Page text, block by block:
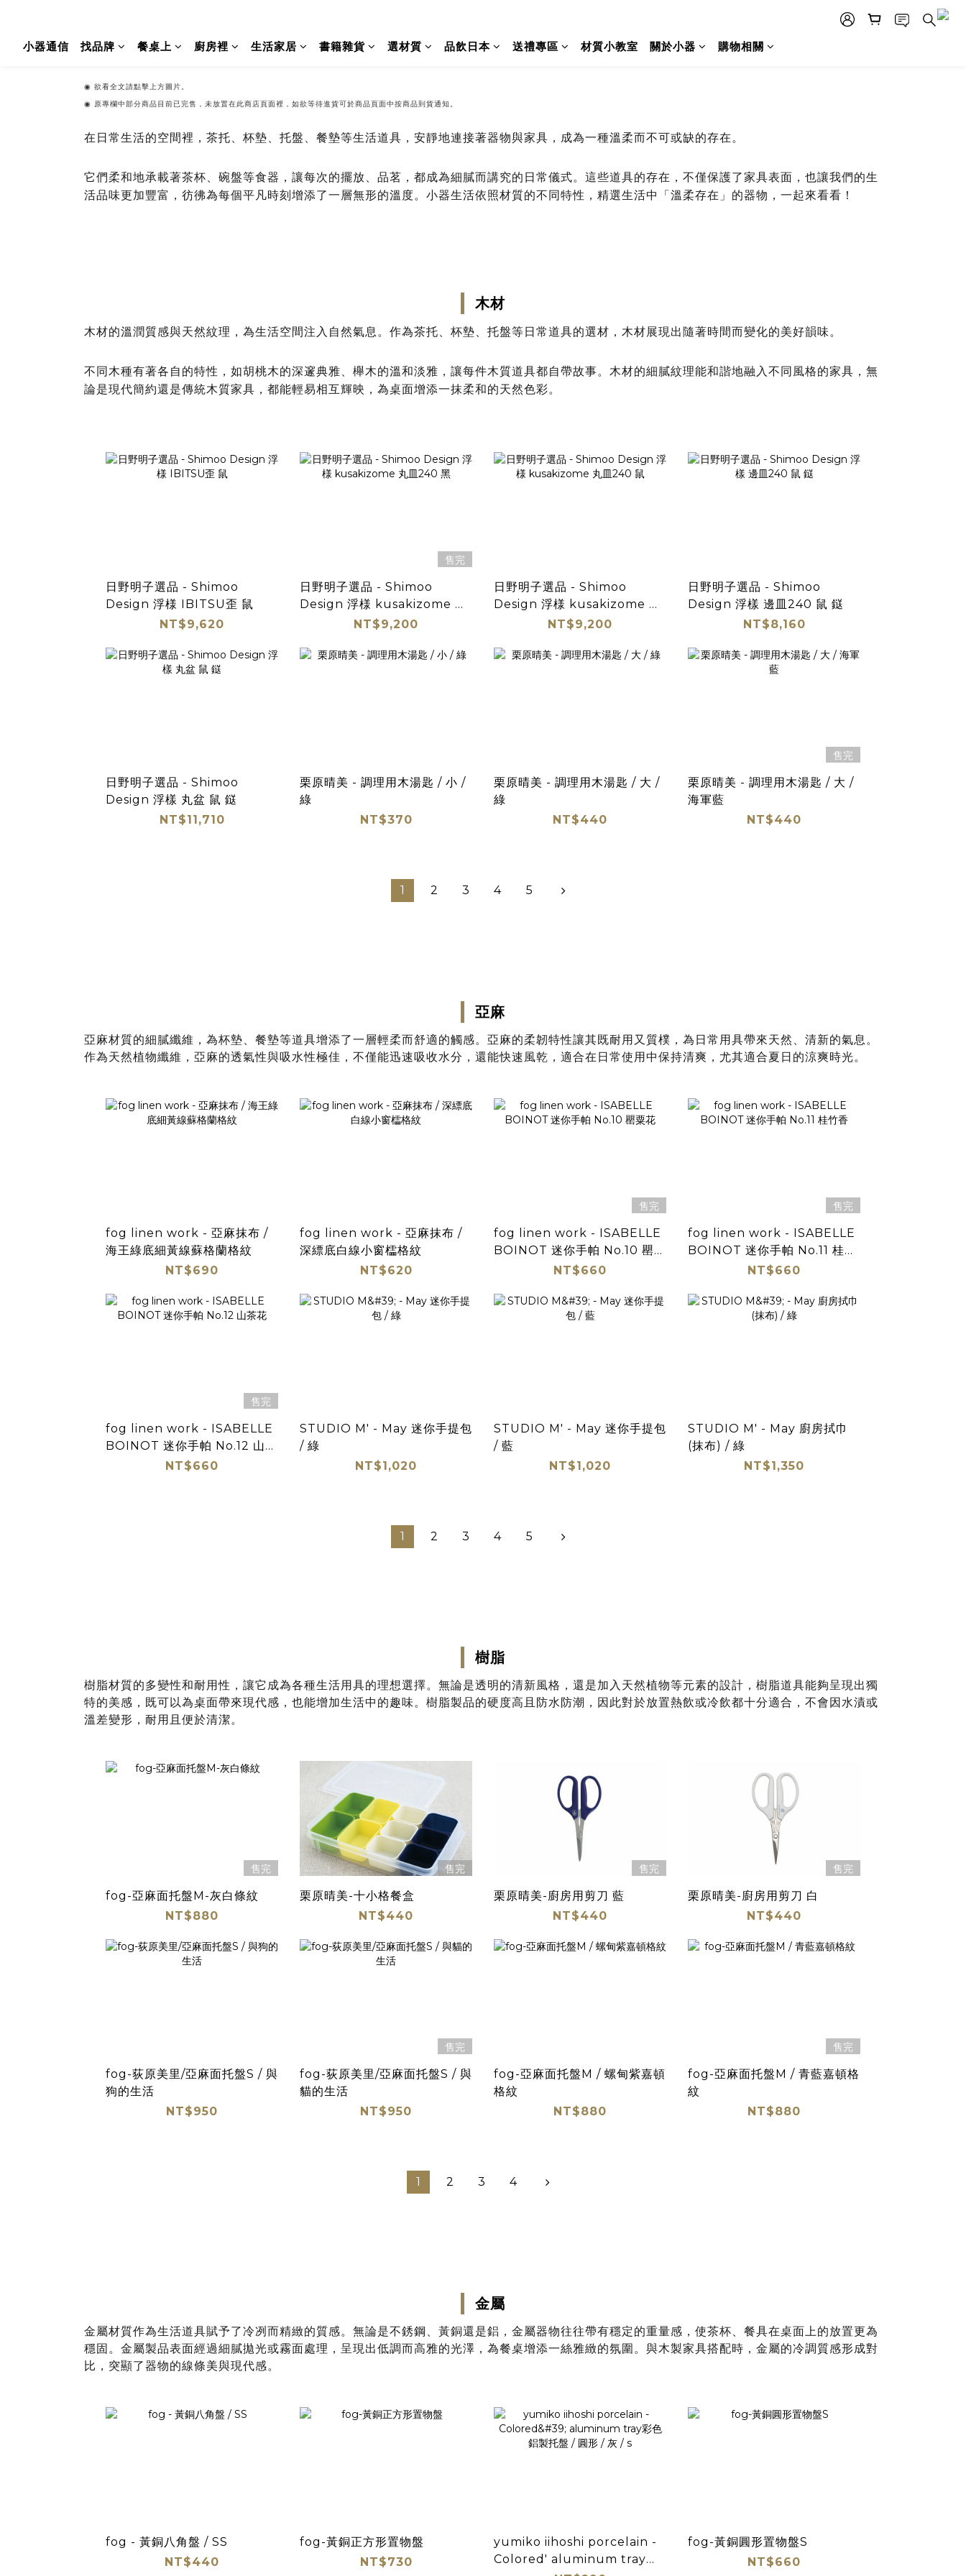
小器通信 找品牌 餐桌上 廚房裡 生活家居 書籍雜貨 選材質 品飲日本 送禮專區 材質小教室 關於小器 購物相關
◉ 欲看全文請點擊上方圖片。
◉ 原專欄中部分商品目前已完售，未放置在此商店頁面裡，如欲等待進貨可於商品頁面中按商品到貨通知。
在日常生活的空間裡，茶托、杯墊、托盤、餐墊等生活道具，安靜地連接著器物與家具，成為一種溫柔而不可或缺的存在。
它們柔和地承載著茶杯、碗盤等食器，讓每次的擺放、品茗，都成為細膩而講究的日常儀式。這些道具的存在，不僅保護了家具表面，也讓我們的生
活品味更加豐富，彷彿為每個平凡時刻增添了一層無形的溫度。小器生活依照材質的不同特性，精選生活中「溫柔存在」的器物，一起來看看！
木材
木材的溫潤質感與天然紋理，為生活空間注入自然氣息。作為茶托、杯墊、托盤等日常道具的選材，木材展現出隨著時間而變化的美好韻味。
不同木種有著各自的特性，如胡桃木的深邃典雅、櫸木的溫和淡雅，讓每件木質道具都自帶故事。木材的細膩紋理能和諧地融入不同風格的家具，無
論是現代簡約還是傳統木質家具，都能輕易相互輝映，為桌面增添一抹柔和的天然色彩。
日野明子選品 - Shimoo
Design 浮様 IBITSU歪 鼠
NT$9,620
售完
日野明子選品 - Shimoo
Design 浮様 kusakizome 丸
NT$9,200
日野明子選品 - Shimoo
Design 浮様 kusakizome 丸
NT$9,200
日野明子選品 - Shimoo
Design 浮樣 邊皿240 鼠 鎹
NT$8,160
日野明子選品 - Shimoo
Design 浮樣 丸盆 鼠 鎹
NT$11,710
栗原晴美 - 調理用木湯匙 / 小 /
綠
NT$370
栗原晴美 - 調理用木湯匙 / 大 /
綠
NT$440
售完
栗原晴美 - 調理用木湯匙 / 大 /
海軍藍
NT$440
1 2 3 4 5
亞麻
亞麻材質的細膩纖維，為杯墊、餐墊等道具增添了一層輕柔而舒適的觸感。亞麻的柔韌特性讓其既耐用又質樸，為日常用具帶來天然、清新的氣息。
作為天然植物纖維，亞麻的透氣性與吸水性極佳，不僅能迅速吸收水分，還能快速風乾，適合在日常使用中保持清爽，尤其適合夏日的涼爽時光。
fog linen work - 亞麻抹布 /
海王綠底細黃線蘇格蘭格紋
NT$690
fog linen work - 亞麻抹布 /
深縹底白線小窗櫺格紋
NT$620
售完
fog linen work - ISABELLE
BOINOT 迷你手帕 No.10 罌粟
NT$660
售完
fog linen work - ISABELLE
BOINOT 迷你手帕 No.11 桂竹
NT$660
售完
fog linen work - ISABELLE
BOINOT 迷你手帕 No.12 山茶
NT$660
STUDIO M' - May 迷你手提包
/ 綠
NT$1,020
STUDIO M' - May 迷你手提包
/ 藍
NT$1,020
STUDIO M' - May 廚房拭巾
(抹布) / 綠
NT$1,350
1 2 3 4 5
樹脂
樹脂材質的多變性和耐用性，讓它成為各種生活用具的理想選擇。無論是透明的清新風格，還是加入天然植物等元素的設計，樹脂道具能夠呈現出獨
特的美感，既可以為桌面帶來現代感，也能增加生活中的趣味。樹脂製品的硬度高且防水防潮，因此對於放置熱飲或冷飲都十分適合，不會因水漬或
溫差變形，耐用且便於清潔。
售完
fog-亞麻面托盤M-灰白條紋
NT$880
售完
栗原晴美-十小格餐盒
NT$440
售完
栗原晴美-廚房用剪刀 藍
NT$440
售完
栗原晴美-廚房用剪刀 白
NT$440
fog-荻原美里/亞麻面托盤S / 與
狗的生活
NT$950
售完
fog-荻原美里/亞麻面托盤S / 與
貓的生活
NT$950
fog-亞麻面托盤M / 螺甸紫嘉頓
格紋
NT$880
售完
fog-亞麻面托盤M / 青藍嘉頓格
紋
NT$880
1 2 3 4
金屬
金屬材質作為生活道具賦予了冷冽而精緻的質感。無論是不銹鋼、黃銅還是鋁，金屬器物往往帶有穩定的重量感，使茶杯、餐具在桌面上的放置更為
穩固。金屬製品表面經過細膩拋光或霧面處理，呈現出低調而高雅的光澤，為餐桌增添一絲雅緻的氛圍。與木製家具搭配時，金屬的冷調質感形成對
比，突顯了器物的線條美與現代感。
fog - 黃銅八角盤 / SS
NT$440
fog-黃銅正方形置物盤
NT$730
yumiko iihoshi porcelain -
Colored' aluminum tray彩
fog-黃銅圓形置物盤S
NT$660